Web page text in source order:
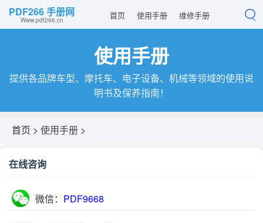
PDF266 手册网
Www.pdf266.cn 首页 使用手册 维修手册
使用手册
提供各品牌车型、摩托车、电子设备、机械等领域的使用说
明书及保养指南！
首页 > 使用手册 >
在线咨询
微信： PDF9668